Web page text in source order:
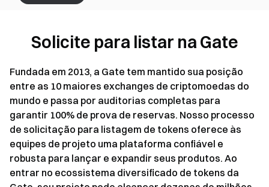
Solicite para listar na Gate
Fundada em 2013, a Gate tem mantido sua posição
entre as 10 maiores exchanges de criptomoedas do
mundo e passa por auditorias completas para
garantir 100% de prova de reservas. Nosso processo
de solicitação para listagem de tokens oferece às
equipes de projeto uma plataforma confiável e
robusta para lançar e expandir seus produtos. Ao
entrar no ecossistema diversificado de tokens da